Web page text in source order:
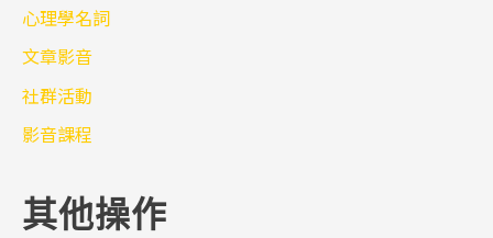
心理學名詞
文章影音
社群活動
影音課程
其他操作